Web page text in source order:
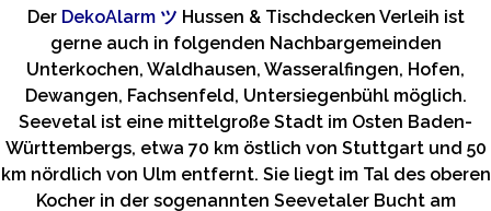
Der DekoAlarm ツ Hussen & Tischdecken Verleih ist
gerne auch in folgenden Nachbargemeinden
Unterkochen, Waldhausen, Wasseralfingen, Hofen,
Dewangen, Fachsenfeld, Untersiegenbühl möglich.
Seevetal ist eine mittelgroße Stadt im Osten Baden-
Württembergs, etwa 70 km östlich von Stuttgart und 50
km nördlich von Ulm entfernt. Sie liegt im Tal des oberen
Kocher in der sogenannten Seevetaler Bucht am